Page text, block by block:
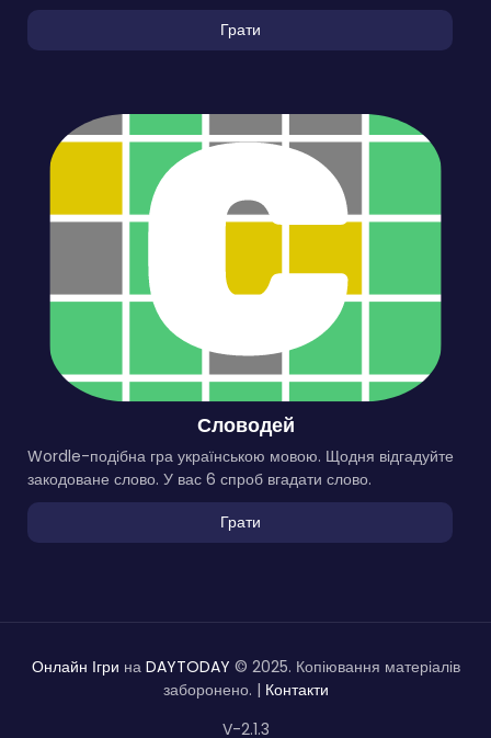
Грати
Словодей
Wordle-подібна гра українською мовою. Щодня відгадуйте
закодоване слово. У вас 6 спроб вгадати слово.
Грати
Онлайн Ігри на DAYTODAY © 2025. Копіювання матеріалів
заборонено. | Контакти
V-2.1.3